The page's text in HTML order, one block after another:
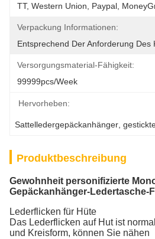
TT, Western Union, Paypal,
Verpackung Informationen:
Entsprechend Der Anforderung Des
Versorgungsmaterial-Fähigkeit:
99999pcs/week
Hervorheben:
Sattelledergepäckanhänger
Produktbeschreibung
Gewohnheit personifizierte
Gepäckanhänger-Ledertasche-
Lederflicken für Hüte
Das Lederflicken auf Hut ist
und Kreisform, können Sie nähen